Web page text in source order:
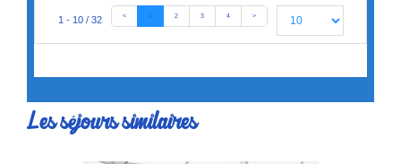
1 - 10 / 32 < 1 2 3 4 >
Les séjours similaires